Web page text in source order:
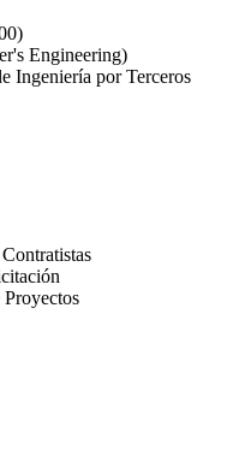
Engineering)
Ingeniería por Terceros